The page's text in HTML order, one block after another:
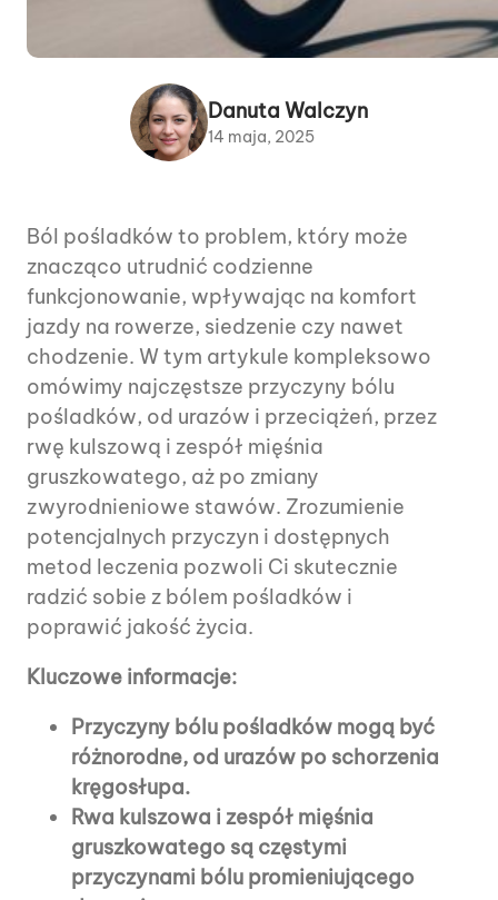
Danuta Walczyn
14 maja, 2025
Ból pośladków to problem, który może
znacząco utrudnić codzienne
funkcjonowanie, wpływając na komfort
jazdy na rowerze, siedzenie czy nawet
chodzenie. W tym artykule kompleksowo
omówimy najczęstsze przyczyny bólu
pośladków, od urazów i przeciążeń, przez
rwę kulszową i zespół mięśnia
gruszkowatego, aż po zmiany
zwyrodnieniowe stawów. Zrozumienie
potencjalnych przyczyn i dostępnych
metod leczenia pozwoli Ci skutecznie
radzić sobie z bólem pośladków i
poprawić jakość życia.
Kluczowe informacje:
Przyczyny bólu pośladków mogą być
różnorodne, od urazów po schorzenia
kręgosłupa.
Rwa kulszowa i zespół mięśnia
gruszkowatego są częstymi
przyczynami bólu promieniującego